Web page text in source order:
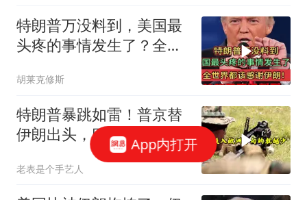
特朗普万没料到，美国最
头疼的事情发生了？全世
胡莱克修斯
特朗普暴跳如雷！普京替
伊朗出头，巴基斯坦可能
老表是个手艺人
App内打开